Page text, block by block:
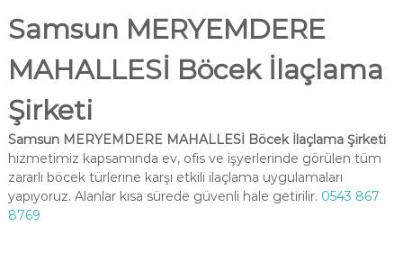
Samsun MERYEMDERE
MAHALLESİ Böcek İlaçlama
Şirketi
Samsun MERYEMDERE MAHALLESİ Böcek İlaçlama Şirketi
hizmetimiz kapsamında ev, ofis ve işyerlerinde görülen tüm
zararlı böcek türlerine karşı etkili ilaçlama uygulamaları
yapıyoruz. Alanlar kısa sürede güvenli hale getirilir. 0543 867
8769